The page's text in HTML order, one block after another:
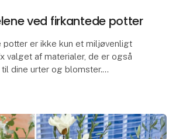
ved firkantede potter
potter er ikke kun et miljøvenligt
valget af materialer, de er også
dine urter og blomster.